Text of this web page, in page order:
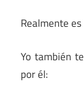
Realmente
Yo también
por él: